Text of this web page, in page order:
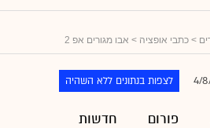
> כתבי אופציה > אבו מגורים אפ 2
4/ לצפות בנתונים ללא השהיה
פורום חדשות